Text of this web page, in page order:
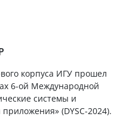
корпуса ИГУ прошел
6-ой Международной
системы и
(DYSC-2024).